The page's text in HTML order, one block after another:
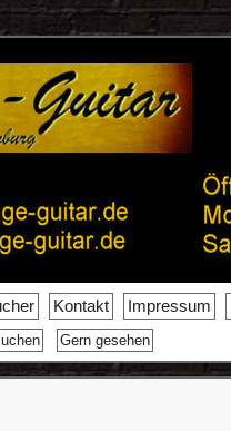
Kontakt Impressum
Gern gesehen